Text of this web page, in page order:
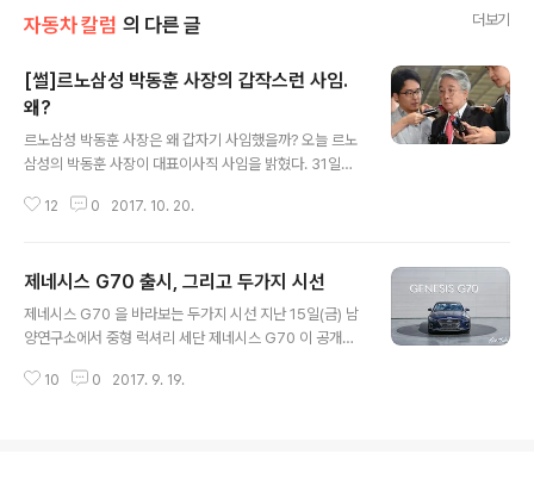
자동차 칼럼 의 다른 글 더보기
[썰]르노삼성 박동훈 사장의 갑작스런 사임.
왜?
르노삼성 박동훈 사장은 왜 갑자기 사임했을까? 오늘 르노
삼성의 박동훈 사장이 대표이사직 사임을 밝혔다. 31일부
크 시뇨라(Dominique Signora) 가 11월 1일자로 르노
하였고, 2016년 4월에 CEO 가 되었다. 2013년부터 지
난 2015년까지 박동훈 사장이 취임한 기간동안 6만여대
였던 내수판매량을 약 11만대로 2배 가까이 늘렸다. 그런
박동훈 사장의 사임발표는 오늘 있었고, 도미니크 시뇨라
12 0 2017. 10. 20.
제네시스 G70 출시, 그리고 두가지 시선
제네시스 G70 을 바라보는 두가지 시선 지난 15일(금) 남
양연구소에서 중형 럭셔리 세단 제네시스 G70 이 공개됐
조하고, 리얼 알루미늄, 나파가죽 등 고급 소재를 사용하여
10 0 2017. 9. 19.